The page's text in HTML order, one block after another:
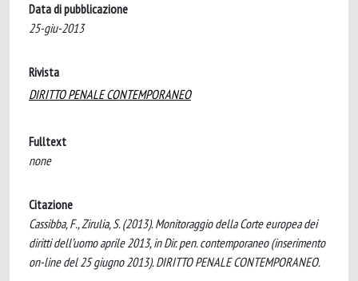
Data di pubblicazione
25-giu-2013
Rivista
DIRITTO PENALE CONTEMPORANEO
Fulltext
none
Citazione
Cassibba, F., Zirulia, S. (2013). Monitoraggio della Corte europea dei
diritti dell’uomo aprile 2013, in Dir. pen. contemporaneo (inserimento
on-line del 25 giugno 2013). DIRITTO PENALE CONTEMPORANEO.